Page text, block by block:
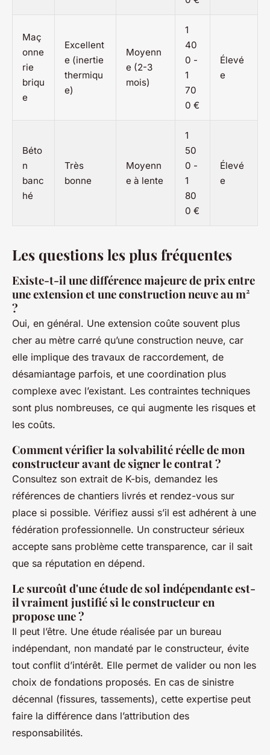
Maç
onne
rie
briqu
e
Excellent
e (inertie
thermiqu
e)
Moyenn
e (2-3
mois)
1
40
0 -
1
70
0 €
Élevé
e
Béto
n
banc
hé
Très
bonne
Moyenn
e à lente
1
50
0 -
1
80
0 €
Élevé
e
Les questions les plus fréquentes
Existe-t-il une différence majeure de prix entre
une extension et une construction neuve au m²
?
Oui, en général. Une extension coûte souvent plus
cher au mètre carré qu’une construction neuve, car
elle implique des travaux de raccordement, de
désamiantage parfois, et une coordination plus
complexe avec l’existant. Les contraintes techniques
sont plus nombreuses, ce qui augmente les risques et
les coûts.
Comment vérifier la solvabilité réelle de mon
constructeur avant de signer le contrat ?
Consultez son extrait de K-bis, demandez les
références de chantiers livrés et rendez-vous sur
place si possible. Vérifiez aussi s’il est adhérent à une
fédération professionnelle. Un constructeur sérieux
accepte sans problème cette transparence, car il sait
que sa réputation en dépend.
Le surcoût d'une étude de sol indépendante est-
il vraiment justifié si le constructeur en
propose une ?
Il peut l’être. Une étude réalisée par un bureau
indépendant, non mandaté par le constructeur, évite
tout conflit d’intérêt. Elle permet de valider ou non les
choix de fondations proposés. En cas de sinistre
décennal (fissures, tassements), cette expertise peut
faire la différence dans l’attribution des
responsabilités.